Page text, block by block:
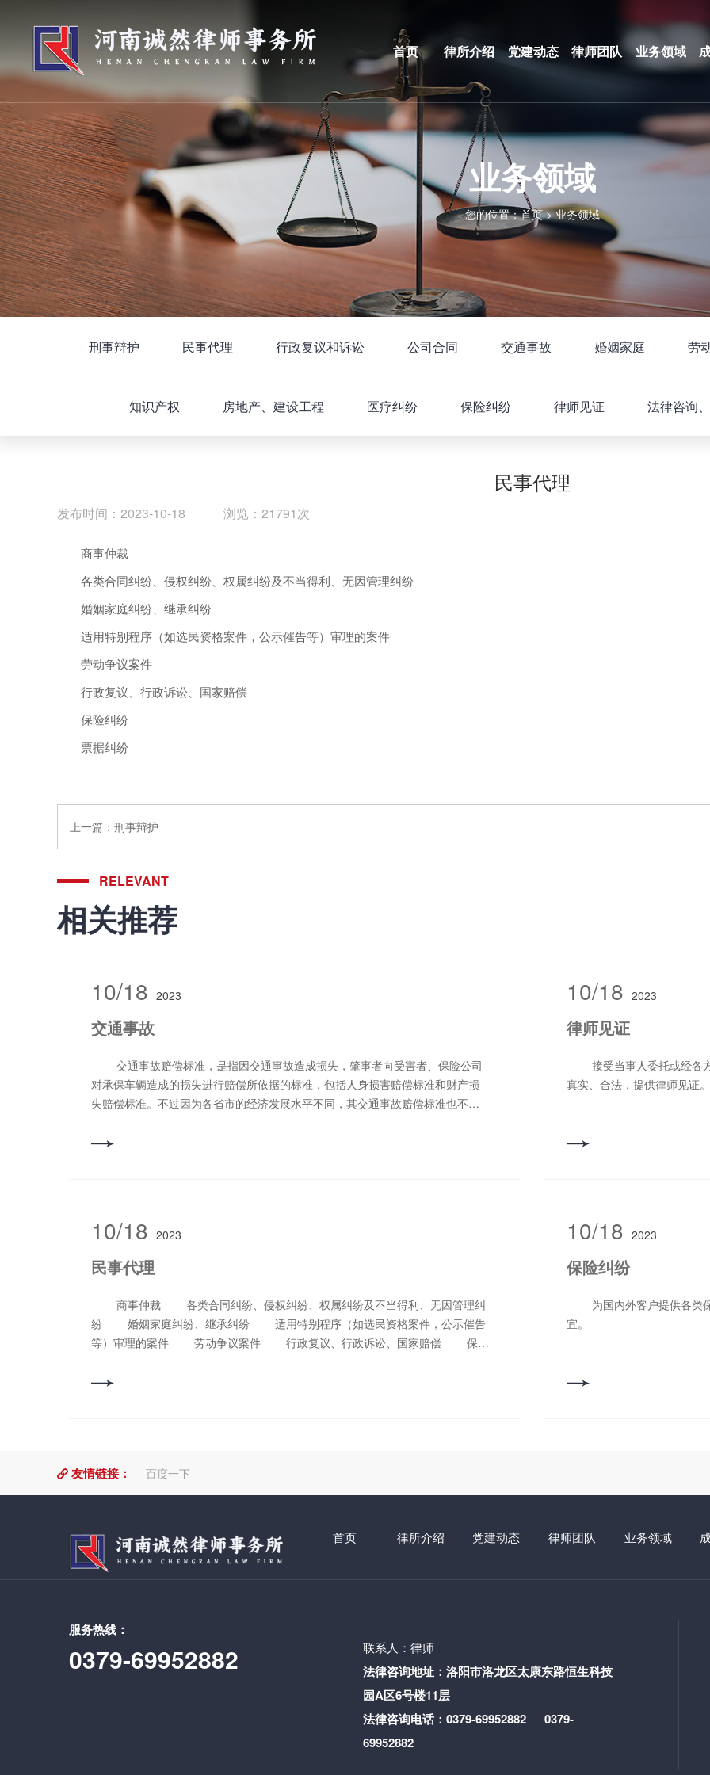
首页 律所介绍 党建动态 律师团队 业务领域
业务领域
您的位置：首页>业务领域
刑事辩护 民事代理 行政复议和诉讼 公司合同 交通事故 婚姻家庭 劳
知识产权 房地产、建设工程 医疗纠纷 保险纠纷 律师见证 法律咨询
民事代理
发布时间：2023-10-18 浏览：21791次
商事仲裁
各类合同纠纷、侵权纠纷、权属纠纷及不当得利、无因管理纠纷
婚姻家庭纠纷、继承纠纷
适用特别程序（如选民资格案件，公示催告等）审理的案件
劳动争议案件
行政复议、行政诉讼、国家赔偿
保险纠纷
票据纠纷
上一篇： 刑事辩护
RELEVANT
相关推荐
10/18 2023
交通事故
对承保车辆造成的损失进行赔偿所依据的标准，包括人身损害赔偿标准和财产损
失赔偿标准。不过因为各省市的经济发展水平不同，其交通事故赔偿标准也不尽
含的项目，主要包括医疗费、误工费、护理费、交通费、住宿费、住院期间伙食
10/18 2023
律师见证
真实、合法，提供律师见证。
10/18 2023
民事代理
纷 婚姻家庭纠纷、继承纠纷 适用特别程序（如选民资格案件，公示催告
等）审理的案件 劳动争议案件 行政复议、行政诉讼、国家赔偿 保险
10/18 2023
保险纠纷
宜。
友情链接： 百度一下
首页 律所介绍 党建动态 律师团队 业务领域
服务热线：
0379-69952882 联系人：律师
法律咨询地址：洛阳市洛龙区太康东路恒生科技
园A区6号楼11层
法律咨询电话：0379-69952882 0379-
69952882